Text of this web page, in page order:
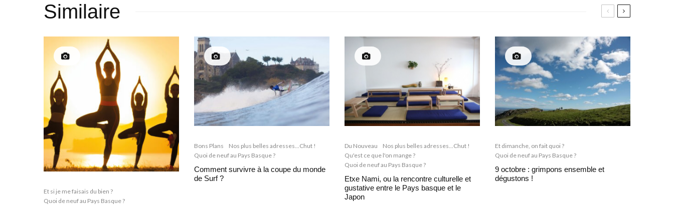
Similaire
Et si je me faisais du bien ?
Quoi de neuf au Pays Basque ?
Bons Plans
Nos plus belles adresses...Chut !
Quoi de neuf au Pays Basque ?
Comment survivre à la coupe du monde
de Surf ?
Du Nouveau
Nos plus belles adresses...Chut !
Qu'est ce que l'on mange ?
Quoi de neuf au Pays Basque ?
Etxe Nami, ou la rencontre culturelle et
gustative entre le Pays basque et le
Japon
Et dimanche, on fait quoi ?
Quoi de neuf au Pays Basque ?
9 octobre : grimpons ensemble et
dégustons !